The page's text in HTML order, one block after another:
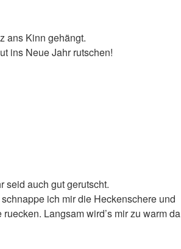
ans Kinn gehängt.
ins Neue Jahr rutschen!
seid auch gut gerutscht.
ich mir die Heckenschere und
Langsam wird’s mir zu warm da